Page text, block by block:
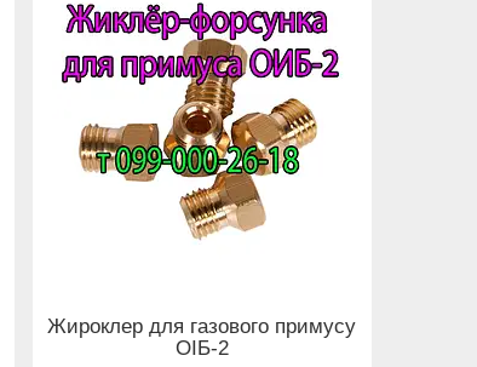
Жироклер для газового примусу
ОІБ-2